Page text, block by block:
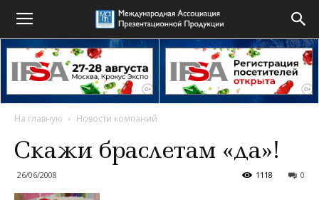
На главную Новости компаний
Скажи браслетам «да»!
26/06/2008 0
1118